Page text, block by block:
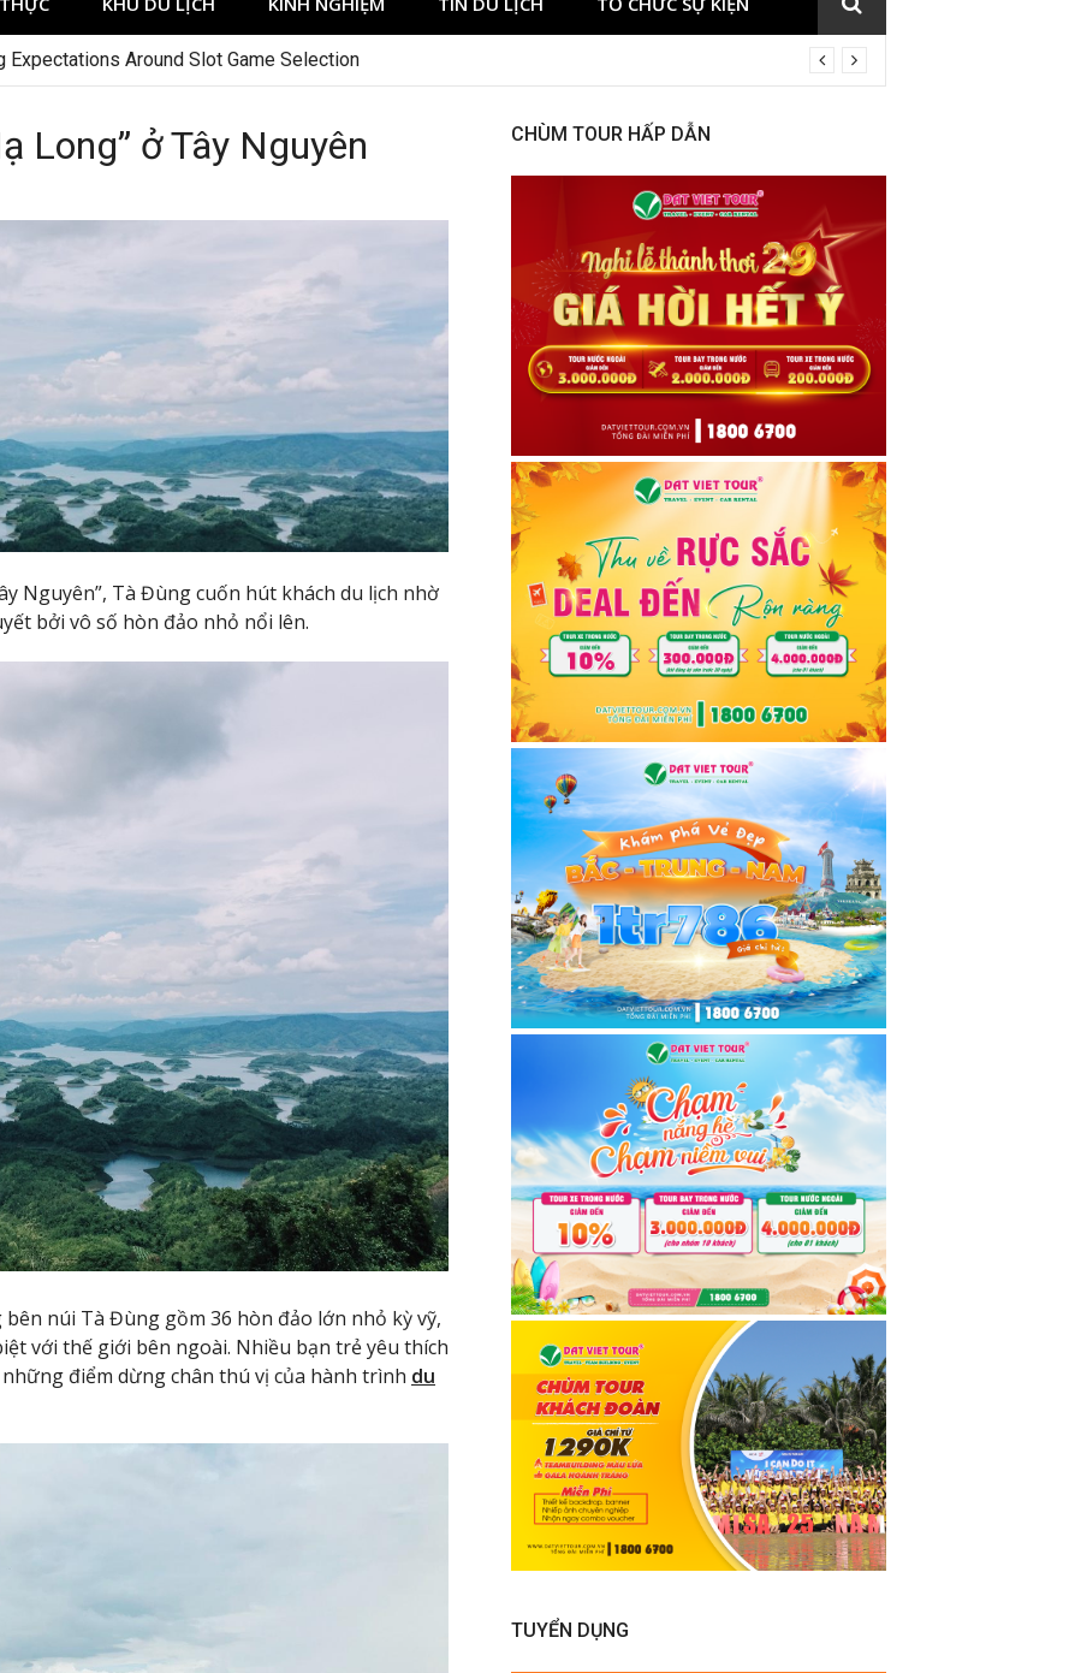
Plot Sack 1 Swordplay At BetUS jetonrouge-france.fr marché européen Get Started
Long” ở Tây Nguyên
Nguyên”, Tà Đùng cuốn hút khách du lịch nhờ
bởi vô số hòn đảo nhỏ nổi lên.
núi Tà Đùng gồm 36 hòn đảo lớn nhỏ kỳ vỹ,
với thế giới bên ngoài. Nhiều bạn trẻ yêu thích
điểm dừng chân thú vị của hành trình du
CHÙM TOUR HẤP DẪN
TUYỂN DỤNG